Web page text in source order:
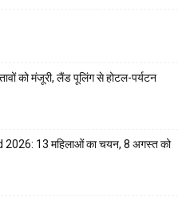
को मंजूरी, लैंड पूलिंग से होटल-पर्यटन
13 महिलाओं का चयन, 8 अगस्त को